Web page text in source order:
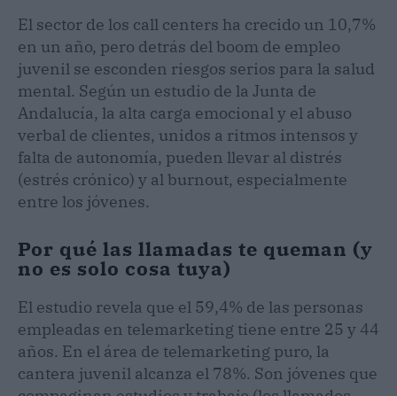
El sector de los call centers ha crecido un 10,7%
en un año, pero detrás del boom de empleo
juvenil se esconden riesgos serios para la salud
mental. Según un estudio de la Junta de
Andalucía, la alta carga emocional y el abuso
verbal de clientes, unidos a ritmos intensos y
falta de autonomía, pueden llevar al distrés
(estrés crónico) y al burnout, especialmente
entre los jóvenes.
Por qué las llamadas te queman (y
no es solo cosa tuya)
El estudio revela que el 59,4% de las personas
empleadas en telemarketing tiene entre 25 y 44
años. En el área de telemarketing puro, la
cantera juvenil alcanza el 78%. Son jóvenes que